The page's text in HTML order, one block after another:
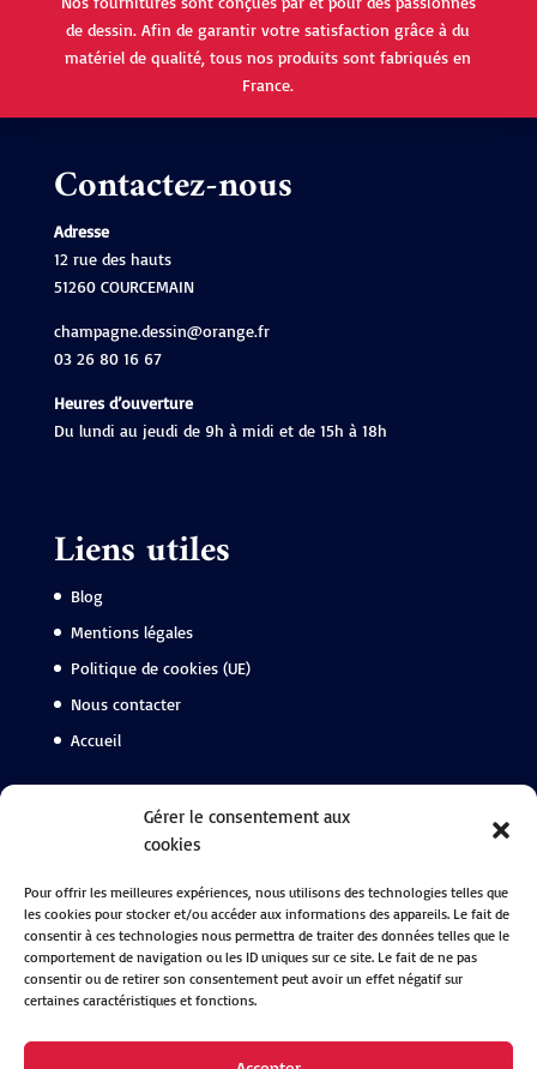
Gérer le consentement aux
cookies
Pour offrir les meilleures expériences, nous utilisons des technologies telles que
les cookies pour stocker et/ou accéder aux informations des appareils. Le fait de
consentir à ces technologies nous permettra de traiter des données telles que le
comportement de navigation ou les ID uniques sur ce site. Le fait de ne pas
consentir ou de retirer son consentement peut avoir un effet négatif sur
certaines caractéristiques et fonctions.
de dessin. Afin de garantir votre satisfaction grâce à du
matériel de qualité, tous nos produits sont fabriqués en
France.
Contactez-nous
Adresse
12 rue des hauts
51260 COURCEMAIN
champagne.dessin@orange.fr
03 26 80 16 67
Heures d’ouverture
Du lundi au jeudi de 9h à midi et de 15h à 18h
Liens utiles
Blog
Mentions légales
Politique de cookies (UE)
Nous contacter
Accueil
Suivez-nous
Instagram
Linkedin